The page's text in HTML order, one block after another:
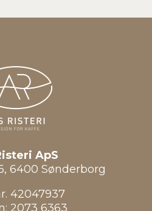
ApS
6400 Sønderborg
42047937
2073 6363